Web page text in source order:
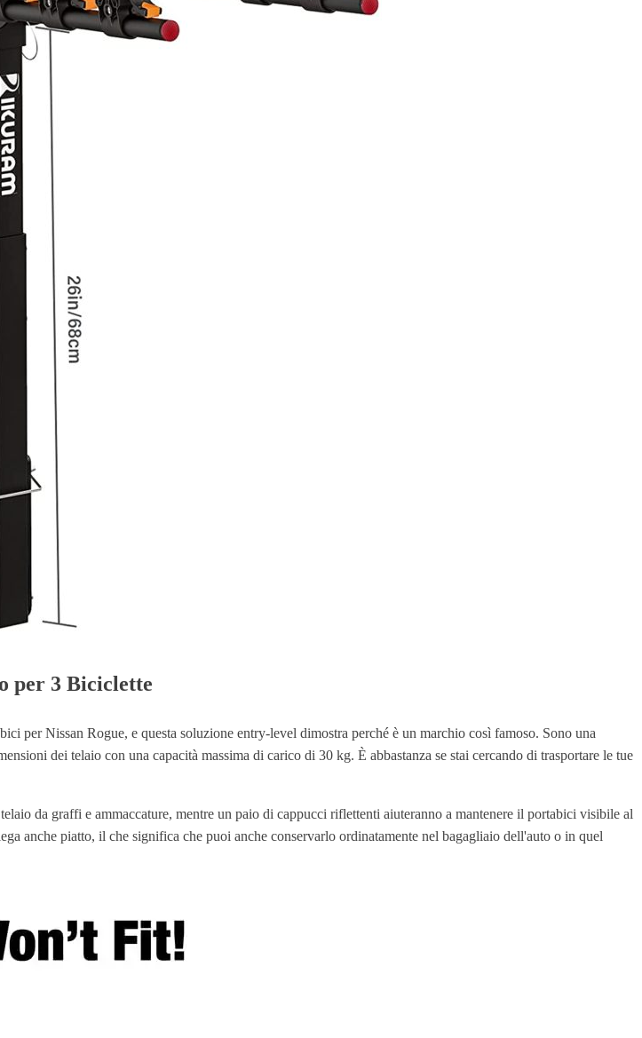
per 3 Biciclette
Nissan Rogue, e questa soluzione entry-level dimostra perché è un marchio così famoso. Sono una
dei telaio con una capacità massima di carico di 30 kg. È abbastanza se stai cercando di trasportare le tue
da graffi e ammaccature, mentre un paio di cappucci riflettenti aiuteranno a mantenere il portabici visibile al
anche piatto, il che significa che puoi anche conservarlo ordinatamente nel bagagliaio dell'auto o in quel